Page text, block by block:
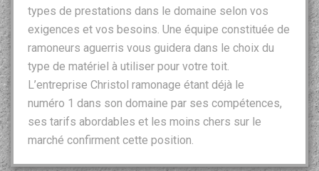
types de prestations dans le domaine selon vos
exigences et vos besoins. Une équipe constituée de
ramoneurs aguerris vous guidera dans le choix du
type de matériel à utiliser pour votre toit.
L’entreprise Christol ramonage étant déjà le
numéro 1 dans son domaine par ses compétences,
ses tarifs abordables et les moins chers sur le
marché confirment cette position.